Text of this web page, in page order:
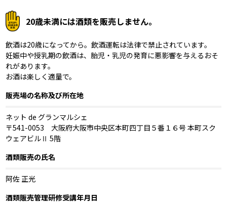
20歳未満には酒類を販売しません。
飲酒は20歳になってから。飲酒運転は法律で禁止されています。
妊娠中や授乳期の飲酒は、胎児・乳児の発育に悪影響を与えるおそ
れがあります。
お酒は楽しく適量で。
販売場の名称及び所在地
ネット de グランマルシェ
〒541-0053 大阪府大阪市中央区本町四丁目５番１６号 本町スク
ウェアビルⅡ 5階
酒類販売の氏名
阿佐 正光
酒類販売管理研修受講年月日